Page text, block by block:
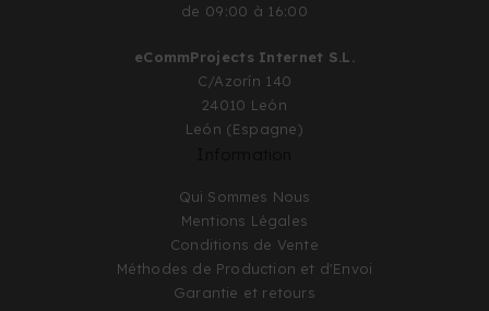
de 09:00 à 16:00
eCommProjects Internet S.L.
C/Azorín 140
24010 León
León (Espagne)
Qui Sommes Nous
Mentions Légales
Conditions de Vente
Méthodes de Production et d'Envoi
Garantie et retours